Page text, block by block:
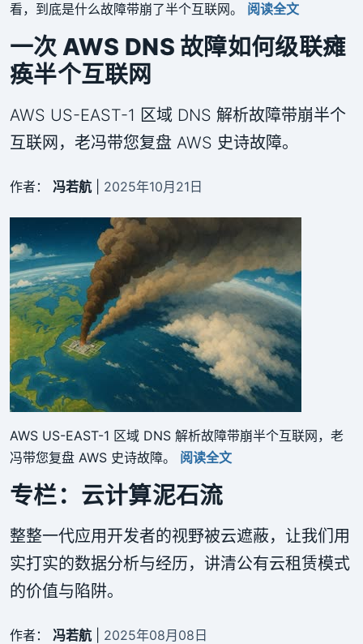
看，到底是什么故障带崩了半个互联网。 阅读全文
一次 AWS DNS 故障如何级联瘫
痪半个互联网
AWS US-EAST-1 区域 DNS 解析故障带崩半个
互联网，老冯带您复盘 AWS 史诗故障。
作者： 冯若航 2025年10月21日
AWS US-EAST-1 区域 DNS 解析故障带崩半个互联网，老
冯带您复盘 AWS 史诗故障。 阅读全文
专栏：云计算泥石流
整整一代应用开发者的视野被云遮蔽，让我们用
实打实的数据分析与经历，讲清公有云租赁模式
的价值与陷阱。
作者： 冯若航 2025年08月08日